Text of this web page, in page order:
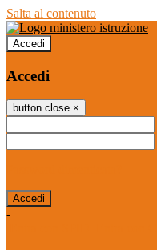
Salta al contenuto
Accedi
Accedi
button close ×
-